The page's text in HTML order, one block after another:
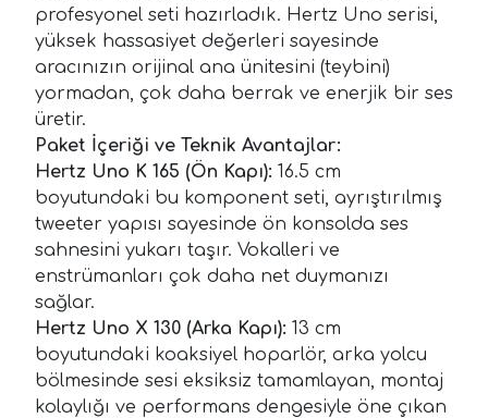
profesyonel seti hazırladık. Hertz Uno serisi,
yüksek hassasiyet değerleri sayesinde
aracınızın orijinal ana ünitesini (teybini)
yormadan, çok daha berrak ve enerjik bir ses
üretir.
Paket İçeriği ve Teknik Avantajlar:
Hertz Uno K 165 (Ön Kapı): 16.5 cm
boyutundaki bu komponent seti, ayrıştırılmış
tweeter yapısı sayesinde ön konsolda ses
sahnesini yukarı taşır. Vokalleri ve
enstrümanları çok daha net duymanızı
sağlar.
Hertz Uno X 130 (Arka Kapı): 13 cm
boyutundaki koaksiyel hoparlör, arka yolcu
bölmesinde sesi eksiksiz tamamlayan, montaj
kolaylığı ve performans dengesiyle öne çıkan